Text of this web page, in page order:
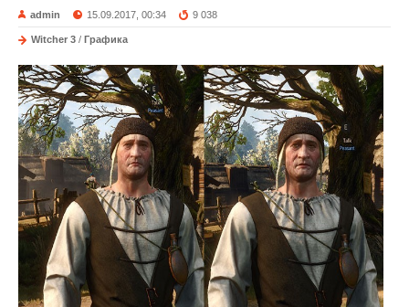
admin 15.09.2017, 00:34 9 038
Witcher 3 / Графика